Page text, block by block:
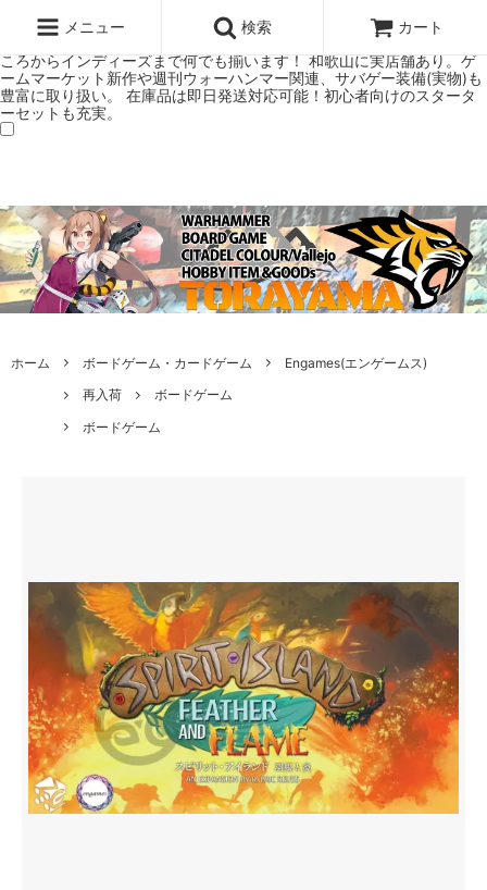
ミアムショップTORAYAMA。通販・オンラインショップです！ ウォー
ハンマーとボードゲームのことなら当店へ！ボードゲームもメジャーど
ころからインディーズまで何でも揃います！ 和歌山に実店舗あり。ゲ
ームマーケット新作や週刊ウォーハンマー関連、サバゲー装備(実物)も
豊富に取り扱い。 在庫品は即日発送対応可能！初心者向けのスタータ
ーセットも充実。
メニュー 検索 カート
ホーム ボードゲーム・カードゲーム
Engames(エンゲームス)
再入荷
ボードゲーム
ボードゲーム